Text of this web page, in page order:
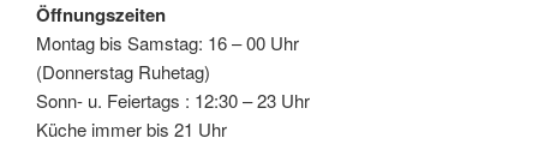
Öffnungszeiten
Montag bis Samstag: 16 – 00 Uhr
(Donnerstag Ruhetag)
Sonn- u. Feiertags : 12:30 – 23 Uhr
Küche immer bis 21 Uhr